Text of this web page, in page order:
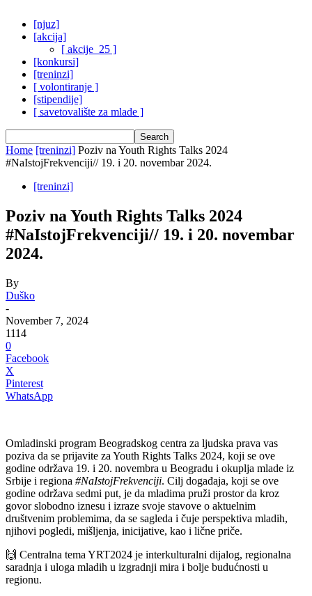
[njuz]
[akcija]
[ akcije_25 ]
[konkursi]
[treninzi]
[ volontiranje ]
[stipendije]
[ savetovalište za mlade ]
Home [treninzi] Poziv na Youth Rights Talks 2024
#NaIstojFrekvenciji// 19. i 20. novembar 2024.
[treninzi]
Poziv na Youth Rights Talks 2024
#NaIstojFrekvenciji// 19. i 20. novembar
2024.
By
Duško
-
November 7, 2024
1114
0
Facebook
X
Pinterest
WhatsApp
Omladinski program Beogradskog centra za ljudska prava vas
poziva da se prijavite za Youth Rights Talks 2024, koji se ove
godine održava 19. i 20. novembra u Beogradu i okuplja mlade iz
Srbije i regiona #NaIstojFrekvenciji. Cilj događaja, koji se ove
godine održava sedmi put, je da mladima pruži prostor da kroz
govor slobodno iznesu i izraze svoje stavove o aktuelnim
društvenim problemima, da se sagleda i čuje perspektiva mladih,
njihovi pogledi, mišljenja, inicijative, kao i lične priče.
🙌 Centralna tema YRT2024 je interkulturalni dijalog, regionalna
saradnja i uloga mladih u izgradnji mira i bolje budućnosti u
regionu.